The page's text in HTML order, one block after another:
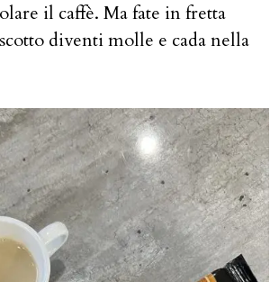
il caffè. Ma fate in fretta
diventi molle e cada nella